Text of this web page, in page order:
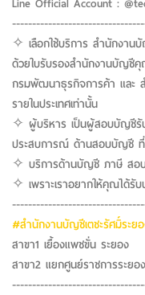
✧ เลือกใช้บริการ สำนักงาน
ด้วยใบรับรองสำนักงานบัญชี
กรมพัฒนาธุรกิจการค้า และ
รายในประเทศเท่านั้น
✧ ผู้บริหาร เป็นผู้สอบบัญชี
ประสบการณ์ ด้านสอบบัญชี
✧ บริการด้านบัญชี ภาษี สอบ
✧ เพราะเราอยากให้คุณได้รั
#สำนักงานบัญชีเตชะรัศมิ์ระย
สาขา1 เยื้องแพชขั่น ระยอง
สาขา2 แยกศูนย์ราชการระยอ